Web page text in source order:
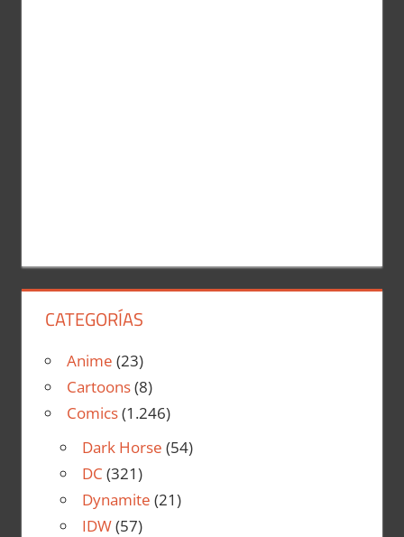
CATEGORÍAS
Anime (23)
Cartoons(8)
Comics(1.246)
Dark Horse (54)
DC (321)
Dynamite (21)
IDW(57)